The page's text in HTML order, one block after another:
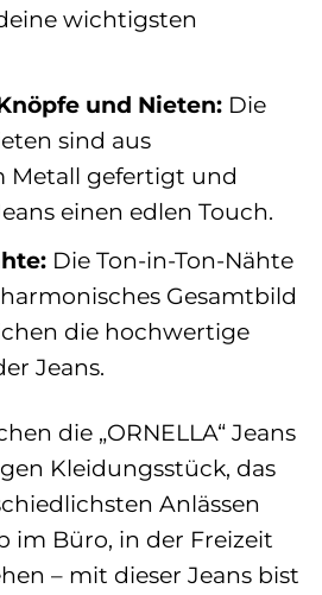
wichtigsten
und Nieten:Die
sind aus
Metall gefertigt und
einen edlen Touch.
Die Ton-in-Ton-Nähte
Gesamtbild
die hochwertige
Jeans.
die „ORNELLA“ Jeans
Kleidungsstück, das
Anlässen
im Büro, in der Freizeit
– mit dieser Jeans bist